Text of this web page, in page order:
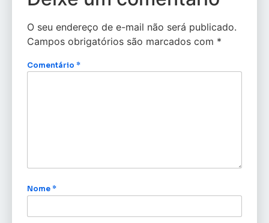
O seu endereço de e-mail não será publicado.
Campos obrigatórios são marcados com *
Comentário *
Nome *